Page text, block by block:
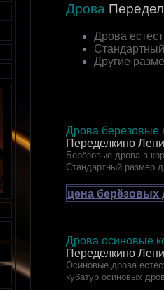
Дрова
Дрова
Другие
Дрова березовые
Переделкино
Берёзовые дрова в
Стандартный размер
цена берёзовых
Дрова осиновые
Переделкино
Осиновые дрова
кубатур осиновых